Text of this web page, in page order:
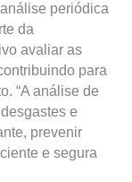
periódica
da
avaliar as
para
“A análise de
e
prevenir
e segura